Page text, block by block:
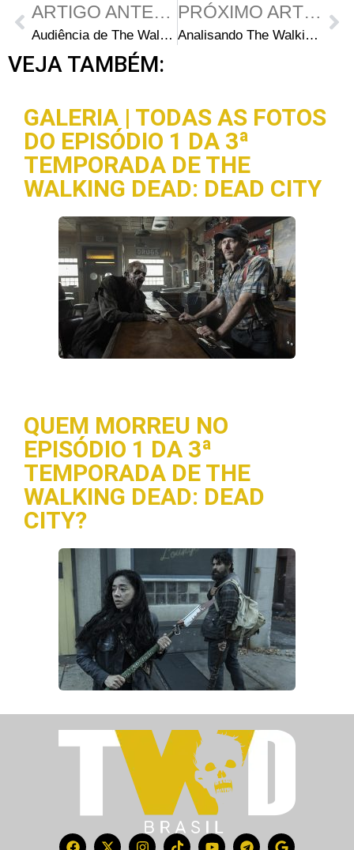
ARTIGO ANTERIOR
Audiência de The Walking Dead S07E14: Números seguem tendência da temporada
PRÓXIMO ARTIGO
Analisando The Walking Dead: Por que Sasha acredita ser o seu momento?
VEJA TAMBÉM:
GALERIA | TODAS AS FOTOS
DO EPISÓDIO 1 DA 3ª
TEMPORADA DE THE
WALKING DEAD: DEAD CITY
QUEM MORREU NO
EPISÓDIO 1 DA 3ª
TEMPORADA DE THE
WALKING DEAD: DEAD
CITY?